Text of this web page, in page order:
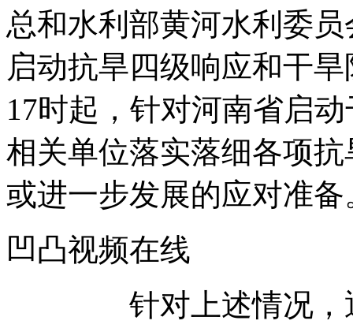
总和水利部黄河水利委
启动抗旱四级响应和干
17时起，针对河南省启
相关单位落实落细各项
或进一步发展的应对准备
凹凸视频在线
针对上述情况，通